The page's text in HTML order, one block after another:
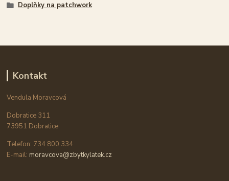
Doplňky na patchwork
Kontakt
Vendula Moravcová
Dobratice 311
73951 Dobratice
Telefon: 734 800 334
E-mail: moravcova@zbytkylatek.cz